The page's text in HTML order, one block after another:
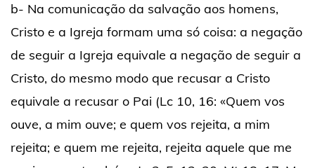
b- Na comunicação da salvação aos homens,
Cristo e a Igreja formam uma só coisa: a negação
de seguir a Igreja equivale a negação de seguir a
Cristo, do mesmo modo que recusar a Cristo
equivale a recusar o Pai (Lc 10, 16: «Quem vos
ouve, a mim ouve; e quem vos rejeita, a mim
rejeita; e quem me rejeita, rejeita aquele que me